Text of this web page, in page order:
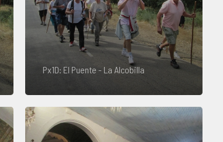
Px1D: El Puente - La Alcobilla